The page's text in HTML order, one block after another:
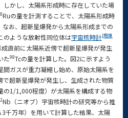
しかし、太陽系形成時に存在していた場
Ruの量を計測することで、太陽系形成時
お、超新星爆発から太陽系形成までの
のような放射性同位体は宇宙核時計[用語
直前に太陽系近傍で超新星爆発が発生
た98Tcの量を計算した。図2に示すよう
間ガスが重力凝縮し始め、原始太陽系を
超新星爆発が発生し、生成された物質
の1/1,000程度）が太陽系を構成する物
Nb（ニオブ）宇宙核時計の研究等から推
千万年）を用いて計算した結果、太陽